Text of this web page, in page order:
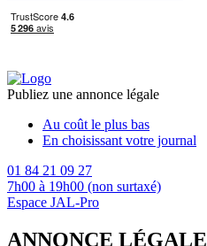
Publiez une annonce légale
Au coût le plus bas
En choisissant votre journal
01 84 21 09 27
7h00 à 19h00 (non surtaxé)
Espace JAL-Pro
ANNONCE LÉGALE